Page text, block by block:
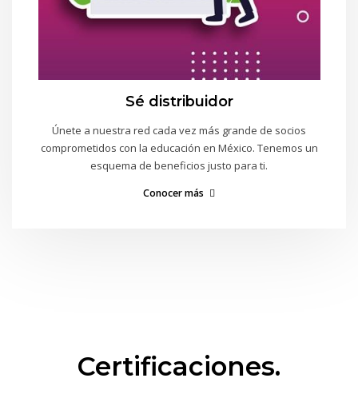
Sé distribuidor
Únete a nuestra red cada vez más grande de socios
comprometidos con la educación en México. Tenemos un
esquema de beneficios justo para ti.
Conocer más
Certificaciones.